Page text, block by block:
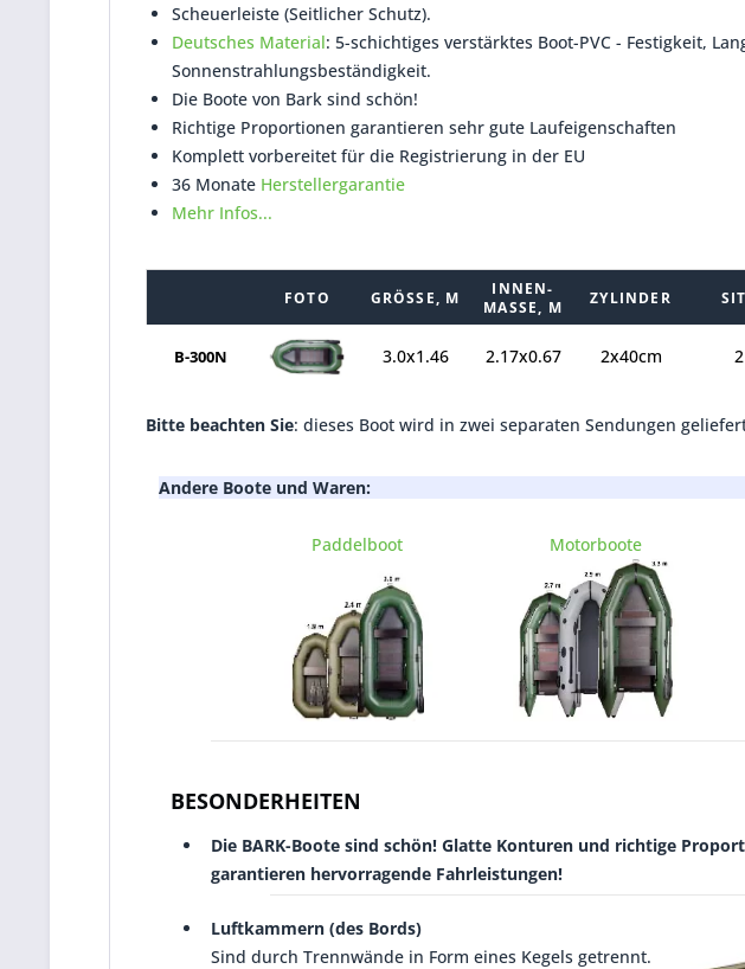
Scheuerleiste (Seitlicher Schutz).
Deutsches Material: 5-schichtiges verstärktes Boot-PVC - Festigkeit,
Sonnenstrahlungsbeständigkeit.
Die Boote von Bark sind schön!
Richtige Proportionen garantieren sehr gute Laufeigenschaften
Komplett vorbereitet für die Registrierung in der EU
36 Monate Herstellergarantie
Mehr Infos...
FOTO GRÖSSE, M
INNEN-
MASSE, M
ZYLINDER
B-300N 3.0x1.46 2.17x0.67 2x40cm 2
Bitte beachten Sie: dieses Boot wird in zwei separaten Sendungen
Andere Boote und Waren:
Paddelboot Motorboote
BESONDERHEITEN
Die BARK-Boote sind schön! Glatte Konturen und richtige
garantieren hervorragende Fahrleistungen!
Luftkammern (des Bords)
Sind durch Trennwände in Form eines Kegels getrennt.